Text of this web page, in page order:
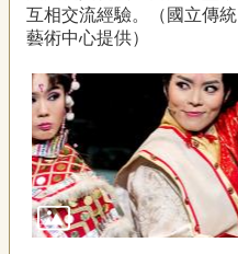
互相交流經驗。（國立傳統
藝術中心提供）